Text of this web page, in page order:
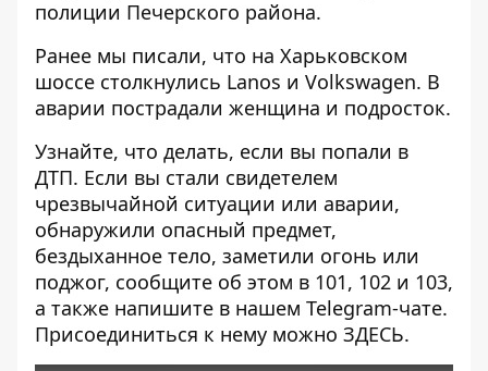
полиции Печерского района.
Ранее мы писали, что на Харьковском
шоссе столкнулись Lanos и Volkswagen. В
аварии пострадали женщина и подросток.
Узнайте, что делать, если вы попали в
ДТП. Если вы стали свидетелем
чрезвычайной ситуации или аварии,
обнаружили опасный предмет,
бездыханное тело, заметили огонь или
поджог, сообщите об этом в 101, 102 и 103,
а также напишите в нашем Telegram-чате.
Присоединиться к нему можно ЗДЕСЬ.